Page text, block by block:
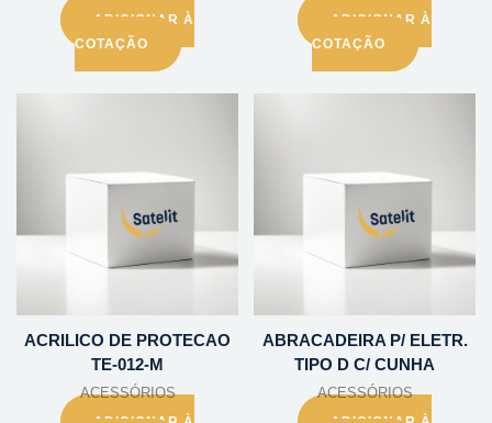
ADICIONAR À
COTAÇÃO
ADICIONAR À
COTAÇÃO
ACRILICO DE PROTECAO
TE-012-M
ACESSÓRIOS
ABRACADEIRA P/ ELETR.
TIPO D C/ CUNHA
ACESSÓRIOS